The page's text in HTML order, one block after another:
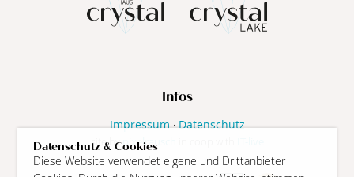
Infos
Impressum·Datenschutz
site bypixelrausch
Datenschutz & Cookies
Diese Website verwendet eigene und Drittanbieter